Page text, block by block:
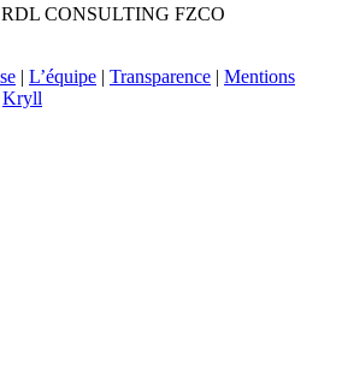
CONSULTING FZCO
| L’équipe | Transparence | Mentions
Kryll